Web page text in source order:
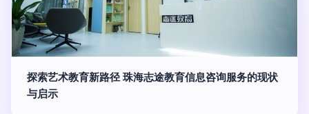
探索艺术教育新路径 珠海志途教育信息咨询服务的现状
与启示